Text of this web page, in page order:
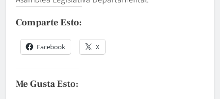
Comparte Esto:
Facebook X
Me Gusta Esto: